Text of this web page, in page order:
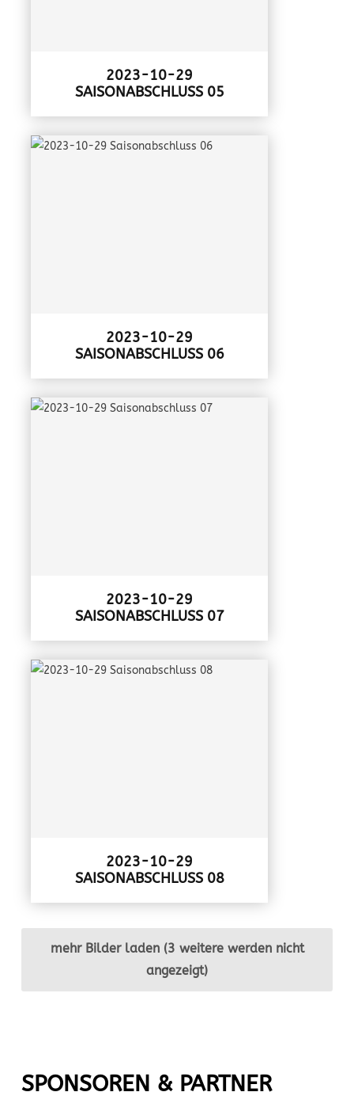
2023-10-29
SAISONABSCHLUSS 05
2023-10-29
SAISONABSCHLUSS 06
2023-10-29
SAISONABSCHLUSS 07
2023-10-29
SAISONABSCHLUSS 08
mehr Bilder laden (3 weitere werden nicht
angezeigt)
SPONSOREN & PARTNER